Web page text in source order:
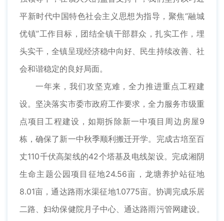
平新时代中国特色社会主义思想为指导，聚焦“融城
优镇”工作目标，团结全镇干部群众，扎实工作，埋
头实干，全镇呈现经济稳中向好、民生持续改善、社
会和谐稳定的良好局面。
一年来，我们攻坚克难，全力推进重点工程建
设。坚决落实市委市政府工作要求，全力服务市级重
点项目工程建设，如期拆除新一中项目周边房屋9
栋，确保了新一中秋季顺利搬迁开学。完成古培至百
丈110千伏高架线的42个塔基及电线架设。完成湘阴
生命主题公园项目征地24.56亩，龙塘养护站征地
8.01亩，通达路雨水渠征地1.0775亩。协调完成乐居
二路、妇幼保健院月子中心、通达路雨污管网建设。